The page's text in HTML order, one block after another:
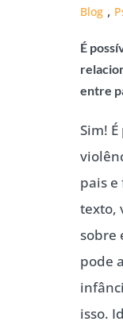
Blog ,
É
entre
Sim!
pais e
texto,
sobre
pode
isso.